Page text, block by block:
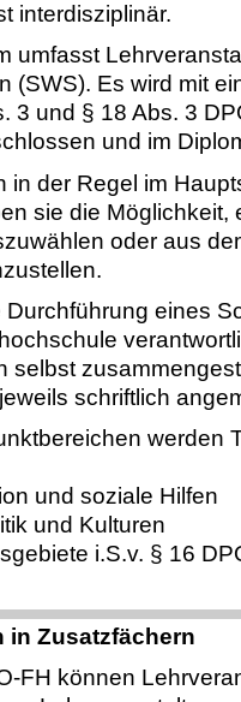
interdisziplinär.
umfasst
(SWS). Es wird mit
3 und § 18 Abs. 3
und im
in der Regel im
sie die
oder aus
eines
selbst
schriftlich
werden
und soziale Hilfen
und Kulturen
i.S.v. § 16
in Zusatzfächern
FH können